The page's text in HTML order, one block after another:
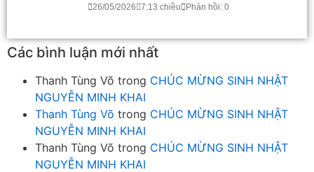
26/05/2026 7:13 chiều Phản hồi: 0
Các bình luận mới nhất
Thanh Tùng Võ trong CHÚC MỪNG SINH NHẬT
NGUYỄN MINH KHAI
Thanh Tùng Võ trong CHÚC MỪNG SINH NHẬT
NGUYỄN MINH KHAI
Thanh Tùng Võ trong CHÚC MỪNG SINH NHẬT
NGUYỄN MINH KHAI